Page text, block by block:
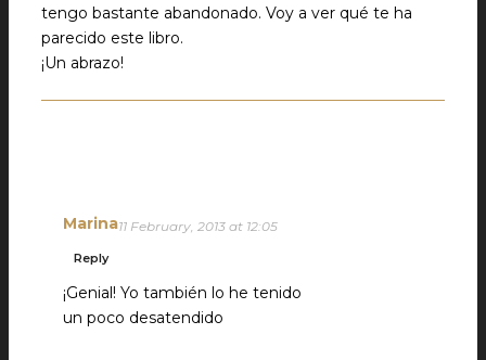
tengo bastante abandonado. Voy a ver qué te ha
parecido este libro.
¡Un abrazo!
Marina11 February, 2013 at 12:05
Reply
¡Genial! Yo también lo he tenido
un poco desatendido